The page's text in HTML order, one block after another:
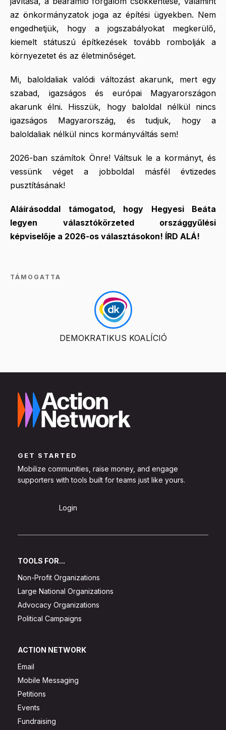
az önkormányzatok joga az építési ügyekben. Nem
engedhetjük, hogy a jogszabályokat megkerülő,
kiemelt státuszú építkezések tovább rombolják a
környezetet és az életminőséget.
Mi, baloldaliak valódi változást akarunk, mert egy
szabad, igazságos és európai Magyarországon
akarunk élni. Hisszük, hogy baloldal nélkül nincs
igazságos Magyarország, és tudjuk, hogy a
baloldaliak nélkül nincs kormányváltás sem!
2026-ban számítok Önre! Váltsuk le a kormányt, és
vessünk véget a jobboldal másfél évtizedes
pusztításának!
Aláírásoddal támogatod, hogy Hegyesi Beáta
legyen választókörzeted országgyűlési
képviselője a 2026-os választásokon! ÍRD ALÁ!
TÁMOGATTA
DEMOKRATIKUS KOALÍCIÓ
GET STARTED
Mobilize communities, raise money, and engage
supporters with tools built for teams just like yours.
Login
TOOLS FOR...
Non-Profit Organizations
Large National Organizations
Advocacy Organizations
Political Campaigns
ACTION NETWORK
Email
Mobile Messaging
Petitions
Events
Fundraising